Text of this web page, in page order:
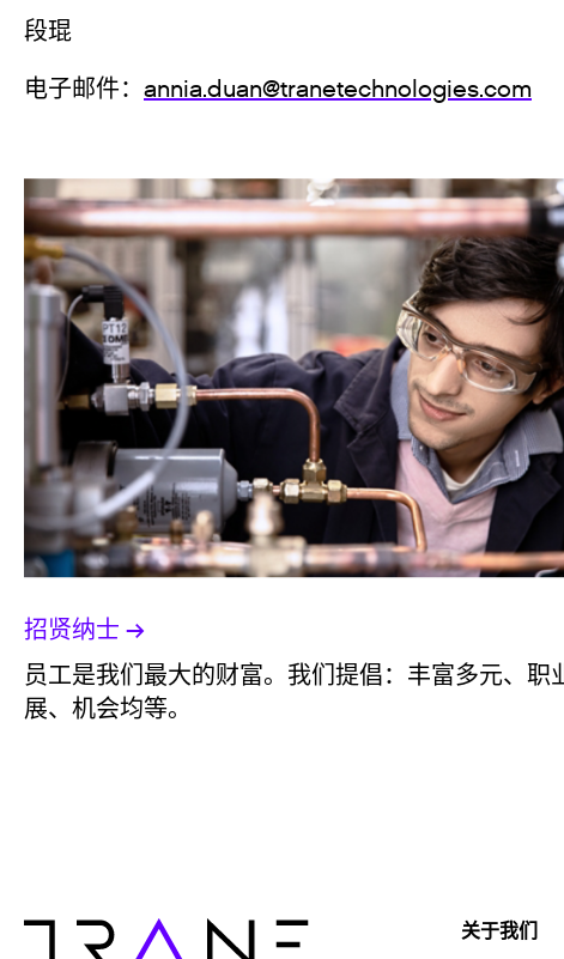
段琨
电子邮件： annia.duan@tranetechnologies.com
招贤纳士
员工是我们最大的财富。我们提倡：丰富多元、职
展、机会均等。
关于我们